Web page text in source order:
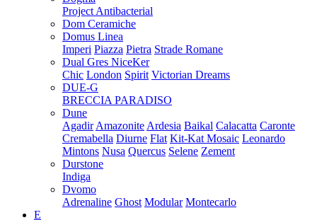
Project Antibacterial
Dom Ceramiche
Domus Linea
Imperi Piazza Pietra Strade Romane
Dual Gres NiceKer
Chic London Spirit Victorian Dreams
DUE-G
BRECCIA PARADISO
Dune
Agadir Amazonite Ardesia Baikal Calacatta Caronte
Cremabella Diurne Flat Kit-Kat Mosaic Leonardo
Mintons Nusa Quercus Selene Zement
Durstone
Indiga
Dvomo
Adrenaline Ghost Modular Montecarlo
E